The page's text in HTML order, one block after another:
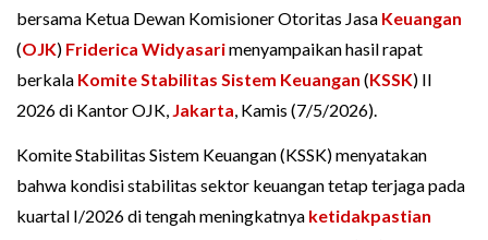
bersama Ketua Dewan Komisioner Otoritas Jasa Keuangan
(OJK) Friderica Widyasarimenyampaikan hasil rapat
berkala Komite Stabilitas Sistem Keuangan (KSSK) II
2026 di Kantor OJK, Jakarta, Kamis (7/5/2026).
Komite Stabilitas Sistem Keuangan (KSSK) menyatakan
bahwa kondisi stabilitas sektor keuangan tetap terjaga pada
kuartal I/2026 di tengah meningkatnya ketidakpastian